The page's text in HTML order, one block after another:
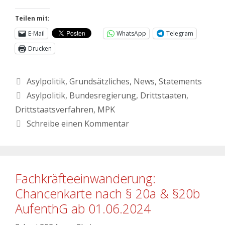
Teilen mit:
E-Mail
WhatsApp
Telegram
Drucken
Asylpolitik, Grundsätzliches, News, Statements
Asylpolitik, Bundesregierung, Drittstaaten,
Drittstaatsverfahren, MPK
Schreibe einen Kommentar
Fachkräfteeinwanderung:
Chancenkarte nach § 20a & §20b
AufenthG ab 01.06.2024